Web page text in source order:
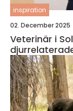
inspiration
02. December 2025
Veterinär i